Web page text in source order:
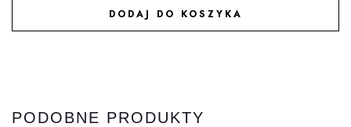
DODAJ DO KOSZYKA
DODAJ DO ULUBIONYCH
PODOBNE PRODUKTY